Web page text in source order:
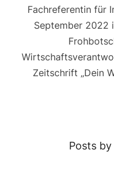
Fachreferentin für
September 2022
Zeitschrift „Dein
Posts